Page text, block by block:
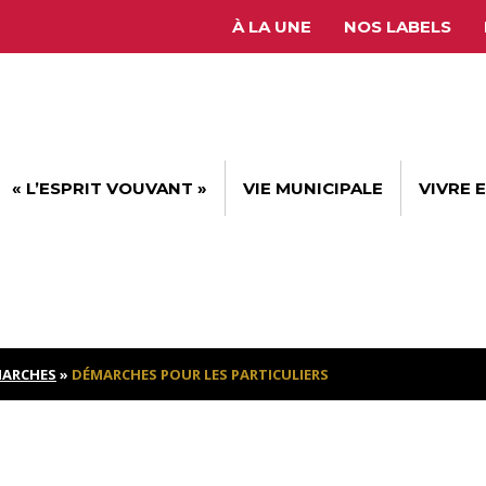
À LA UNE NOS LABELS
« L’ESPRIT VOUVANT » VIE MUNICIPALE VIVRE
» DÉMARCHES POUR LES PARTICULIERS